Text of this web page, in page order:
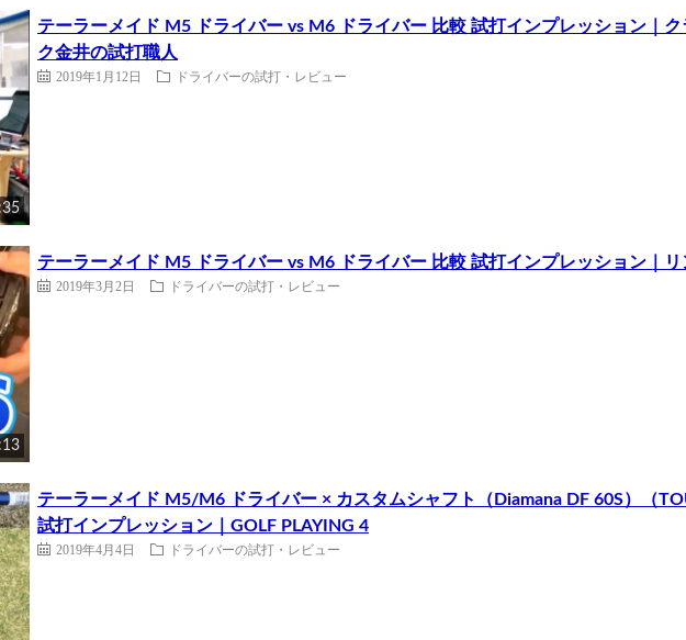
テーラーメイド M5 ドライバー vs M6 ドライバー 比較 試打インプレッション｜
ク金井の試打職人
2019年1月12日 ドライバーの試打・レビュー
テーラーメイド M5 ドライバー vs M6 ドライバー 比較 試打インプレッション｜リ
2019年3月2日 ドライバーの試打・レビュー
テーラーメイド M5/M6 ドライバー × カスタムシャフト（Diamana DF 60S）（
試打インプレッション｜GOLF PLAYING 4
2019年4月4日 ドライバーの試打・レビュー